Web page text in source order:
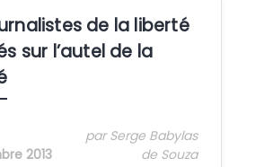
de la liberté
sur l’autel de la
2013
par Serge Babylas
de Souza